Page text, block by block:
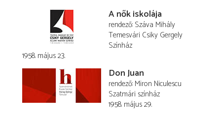
A nők iskolája
rendező Száva Mihály
Temesvári Csiky Gergely
Színház
1958. május 23.
Don Juan
rendező Miron Niculescu
Szatmári színház
1958. május 29.